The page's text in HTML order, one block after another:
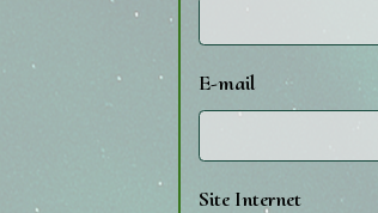
E-mail
Site Internet